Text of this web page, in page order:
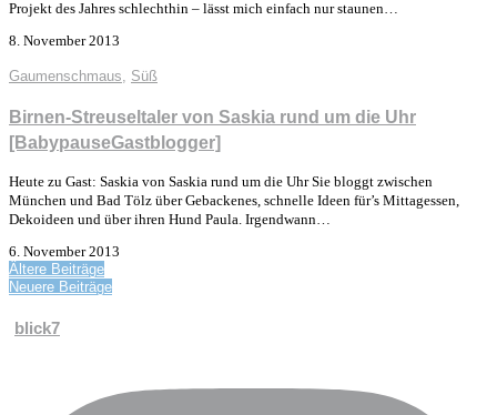
Projekt des Jahres schlechthin – lässt mich einfach nur staunen…
8. November 2013
Gaumenschmaus Süß
Birnen-Streuseltaler von Saskia rund um die Uhr
[BabypauseGastblogger]
Heute zu Gast: Saskia von Saskia rund um die Uhr Sie bloggt zwischen
München und Bad Tölz über Gebackenes, schnelle Ideen für’s Mittagessen,
Dekoideen und über ihren Hund Paula. Irgendwann…
6. November 2013
Ältere Beiträge
Neuere Beiträge
blick7